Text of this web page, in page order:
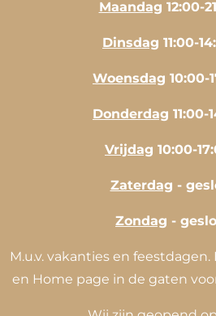
Maandag 12:00-
Dinsdag 11:00-
Woensdag 10:00-
Donderdag 11:00-
Vrijdag 10:00-
Zaterdag -
Zondag -
M.u.v. vakanties en
en Home page in de gaten